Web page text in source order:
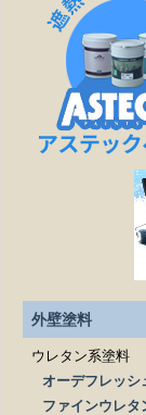
見積もりの
作業日程が
塗装工事以
どこまでが無
施工は下請
見積もりを
外壁塗料
ウレタン系塗料
オーデフレッシ
ファインウレタ